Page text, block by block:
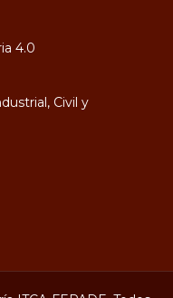
4.0
Civil y